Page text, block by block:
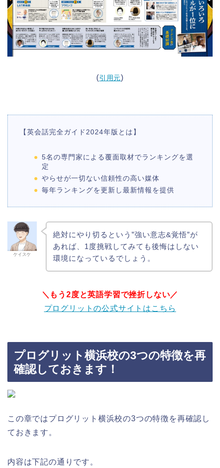
(引用元)
【英会話完全ガイド2024年版とは】
5名の専門家による覆面取材でランキングを選
定
やらせが一切ない信頼性の高い媒体
毎年ランキングを更新し最新情報を提供
ケイスケ
絶対にやり切るという”強い意志&覚悟”が
あれば、1度挑戦してみても後悔はしない
環境になっているでしょう。
＼もう2度と英語学習で挫折しない／
プログリットの公式サイトはこちら
プログリット横浜校の3つの特徴を再
確認しておきます！
この章ではプログリット横浜校の3つの特徴を再確認し
ておきます。
内容は下記の通りです。